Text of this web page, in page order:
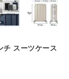
スーツケース